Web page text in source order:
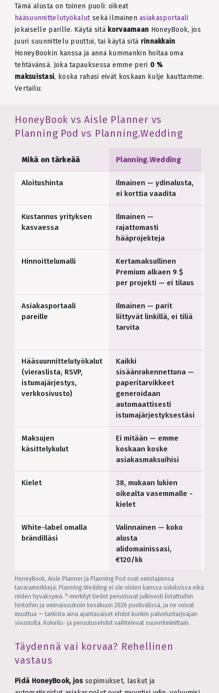
Tämä alusta on toinen puoli: oikeat
hääsuunnittelutyökalutsekä ilmainenasiakasportaali
jokaiselle parille. Käytä sitä korvaamaan HoneyBook, jos
juuri suunnittelu puuttui, tai käytä sitä rinnakkain
HoneyBookin kanssa ja anna kummankin hoitaa oma
tehtävänsä. Joka tapauksessa emme peri 0 %
maksuistasi, koska rahasi eivät koskaan kulje kauttamme.
Vertailu:
HoneyBook vs Aisle Planner vs
Planning Pod vs Planning.Wedding
Mikä on tärkeää Planning.Wedding
Aloitushinta
Ilmainen — ydinalusta,
ei korttia vaadita
Kustannus yrityksen
kasvaessa
Ilmainen —
rajattomasti
hääprojekteja
Hinnoittelumalli
Kertamaksullinen
Premium alkaen 9 $
per projekti — ei tilaus
Asiakasportaali
pareille
Ilmainen — parit
liittyvät linkillä, ei tiliä
tarvita
Hääsuunnittelutyökalut
(vieraslista, RSVP,
istumajärjestys,
verkkosivusto)
Kaikki
sisäänrakennettuna —
paperitarvikkeet
generoidaan
automaattisesti
istumajärjestyksestäsi
Maksujen
käsittelykulut
Ei mitään — emme
koskaan koske
asiakasmaksuihisi
Kielet
38, mukaan lukien
oikealta vasemmalle -
kielet
White-label omalla
brändilläsi
Valinnainen — koko
alusta
alidomainissasi,
€120/kk
HoneyBook, Aisle Planner ja Planning Pod ovat omistajiensa
tavaramerkkejä; Planning.Wedding ei ole niiden kanssa sidoksissa eikä
niiden hyväksymä. *-merkityt tiedot perustuvat julkisesti listattuihin
hintoihin ja ominaisuuksiin kesäkuun 2026 puolivälissä, ja ne voivat
muuttua — tarkista aina ajantasaiset ehdot kunkin palveluntarjoajan
sivustolta. Kokeilu- ja peruutusehdot vaihtelevat suunnitelmittain.
Täydennä vai korvaa? Rehellinen
vastaus
Pidä HoneyBook, jossopimukset, laskut ja